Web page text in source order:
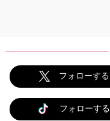
フォローする
フォローする